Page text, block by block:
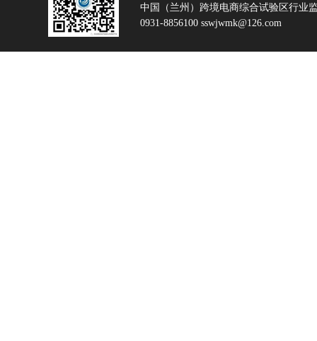
中国（兰州）跨境电商综合试验区行业
0931-8856100 sswjwmk@126.com